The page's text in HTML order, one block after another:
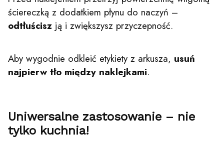
ściereczką z dodatkiem płynu do naczyń –
odtłuścisz ją i zwiększysz przyczepność.
Aby wygodnie odkleić etykiety z arkusza, usuń
najpierw tło między naklejkami.
Uniwersalne zastosowanie – nie
tylko kuchnia!